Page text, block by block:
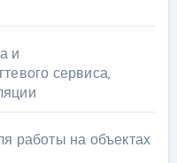
и
сервиса,
работы на объектах